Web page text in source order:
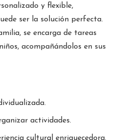
y flexible,
ser la solución perfecta.
se encarga de tareas
acompañándolos en sus
actividades.
cultural enriquecedora.